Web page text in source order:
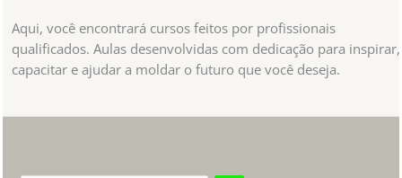
Aqui, você encontrará cursos feitos por profissionais
qualificados. Aulas desenvolvidas com dedicação para inspirar,
capacitar e ajudar a moldar o futuro que você deseja.